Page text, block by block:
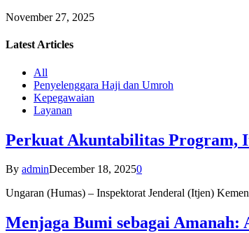
November 27, 2025
Latest Articles
All
Penyelenggara Haji dan Umroh
Kepegawaian
Layanan
Perkuat Akuntabilitas Program,
By adminDecember 18, 20250
Ungaran (Humas) – Inspektorat Jenderal (Itjen)
Menjaga Bumi sebagai